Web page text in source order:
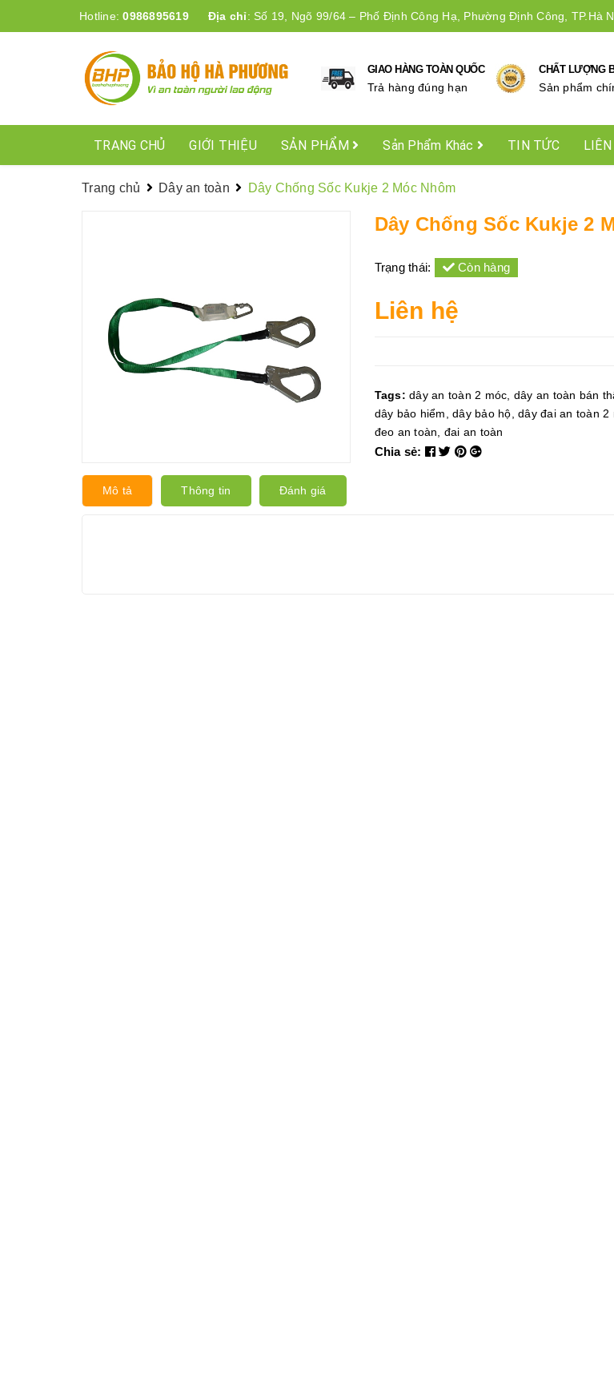
Hotline:0986895619 Địa chỉ: Số 19, Ngõ 99/64 – Phố Định Công Hạ, Phường Định Công, TP.Hà
GIAO HÀNG TOÀN QUỐC
Trả hàng đúng hạn
CHẤT LƯỢNG
Sản phẩm
TRANG CHỦ GIỚI THIỆU SẢN PHẨM Sản Phẩm Khác TIN TỨC LIÊN
Trang chủ Dây an toàn Dây Chống Sốc Kukje 2 Móc Nhôm
Dây Chống Sốc Kukje 2
Trạng thái: Còn hàng
Liên hệ
Tags:dây an toàn 2 móc dây an toàn bán
dây bảo hiểm
,dây bảo hộ ,dây đai an toàn 2
đeo an toàn
đai an toàn
Chia sẻ:
Mô tả Thông tin Đánh giá